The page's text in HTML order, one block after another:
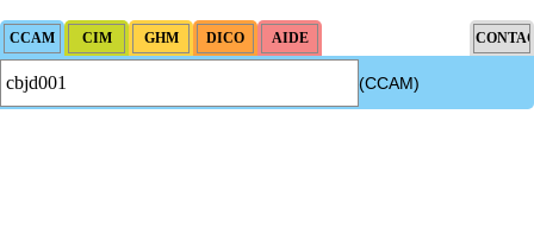
(CCAM)